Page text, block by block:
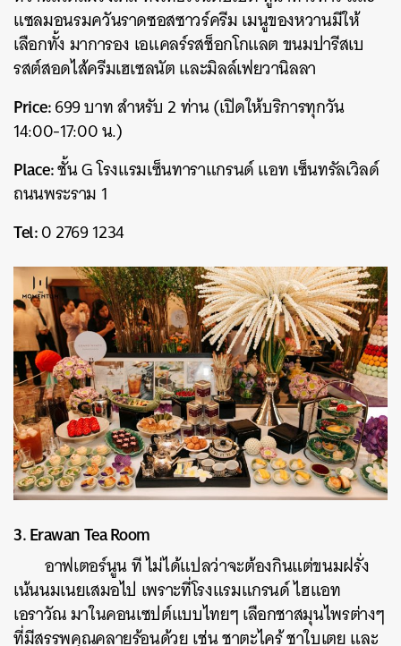
แซลมอนรมควันราดซอสซาวร์ครีม เมนูของหวานมีให้
เลือกทั้ง มาการอง เอแคลร์รสช็อกโกแลต ขนมปารีสเบ
รสต์สอดไส้ครีมเฮเซลนัต และมิลล์เฟยวานิลลา
Price:699 บาท สำหรับ 2 ท่าน (เปิดให้บริการทุกวัน
14:00-17:00 น.)
Place:ชั้น G โรงแรมเซ็นทาราแกรนด์ แอท เซ็นทรัลเวิลด์
ถนนพระราม 1
Tel:0 2769 1234
3. Erawan Tea Room
อาฟเตอร์นูน ที ไม่ได้แปลว่าจะต้องกินแต่ขนมฝรั่ง
เน้นนมเนยเสมอไป เพราะที่โรงแรมแกรนด์ ไฮแอท
เอราวัณ มาในคอนเซปต์แบบไทยๆ เลือกชาสมุนไพรต่างๆ
ที่มีสรรพคุณคลายร้อนด้วย เช่น ชาตะไคร้ ชาใบเตย และ